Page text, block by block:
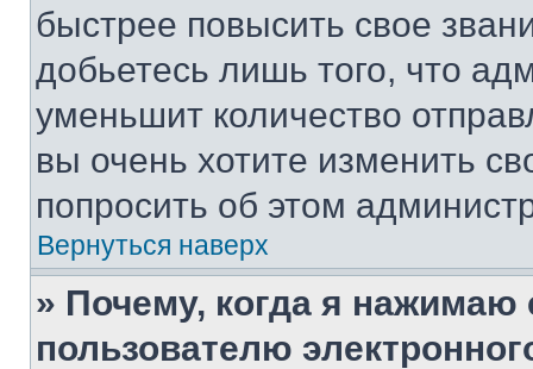
быстрее повысить свое
добьетесь лишь того, что
уменьшит количество
вы очень хотите изменить
попросить об этом
Вернуться наверх
» Почему, когда я нажимаю
пользователю